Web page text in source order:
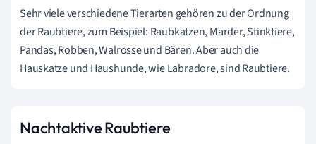
Sehr viele verschiedene Tierarten gehören zu der Ordnung
der Raubtiere, zum Beispiel: Raubkatzen, Marder, Stinktiere,
Pandas, Robben, Walrosse und Bären. Aber auch die
Hauskatze und Haushunde, wie Labradore, sind Raubtiere.
Nachtaktive Raubtiere